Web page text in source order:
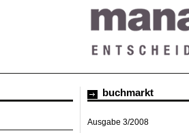
buchmarkt
Ausgabe 3/2008